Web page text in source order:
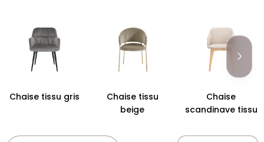
Chaise tissu gris
Chaise tissu
beige
Chaise
scandinave tissu